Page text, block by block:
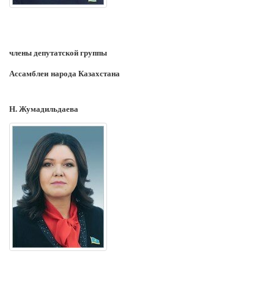
члены депутатской группы
Ассамблеи народа Казахстана
Н. Жумадильдаева